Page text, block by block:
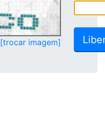
[trocar imagem]